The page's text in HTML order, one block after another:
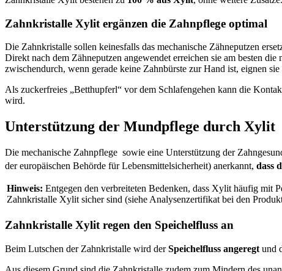
Zahnkristalle Xylit ergänzen die Zahnpflege optimal
Die Zahnkristalle sollen keinesfalls das mechanische Zähneputzen
Direkt nach dem Zähneputzen angewendet erreichen sie am besten
zwischendurch, wenn gerade keine Zahnbürste zur Hand ist, eignen
Als zuckerfreies „Betthupferl“ vor dem Schlafengehen kann die
wird.
Unterstützung der Mundpflege durch Xylit
Die mechanische Zahnpflege sowie eine Unterstützung der
der europäischen Behörde für Lebensmittelsicherheit) anerkannt, dass
Hinweis: Entgegen den verbreiteten Bedenken, dass Xylit häufig mit
Zahnkristalle Xylit sicher sind (siehe Analysenzertifikat bei den
Zahnkristalle Xylit regen den Speichelfluss an
Beim Lutschen der Zahnkristalle wird derSpeichelfluss angeregt und